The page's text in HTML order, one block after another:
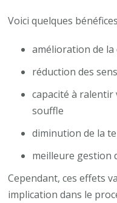
Voici quelques
amélioration de
réduction des
capacité à
souffle
diminution de la
meilleure gestion
Cependant, ces effets
implication dans le